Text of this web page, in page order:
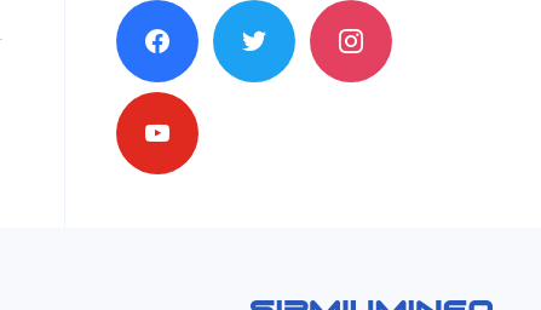
facebook twitter instagram
youtube